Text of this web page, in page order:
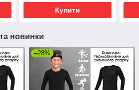
Купити
новинки
–28%